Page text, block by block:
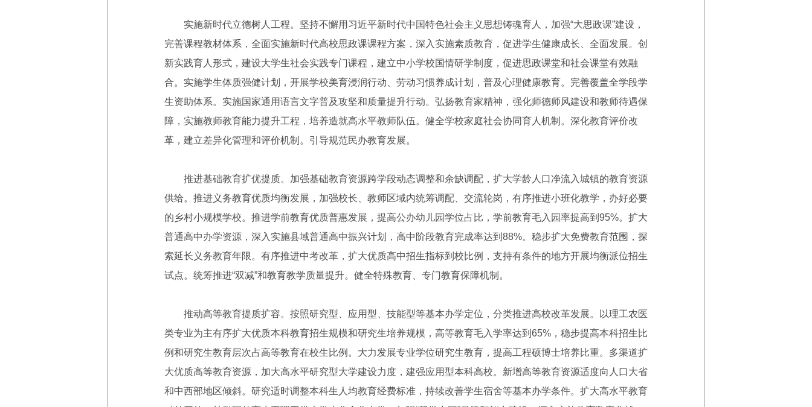
实施新时代立德树人工程。坚持不懈用习近平新时代中国特色社会主义思想铸魂育人，加强“大思政课”建设，
完善课程教材体系，全面实施新时代高校思政课课程方案，深入实施素质教育，促进学生健康成长、全面发展。创
新实践育人形式，建设大学生社会实践专门课程，建立中小学校国情研学制度，促进思政课堂和社会课堂有效融
合。实施学生体质强健计划，开展学校美育浸润行动、劳动习惯养成计划，普及心理健康教育。完善覆盖全学段学
生资助体系。实施国家通用语言文字普及攻坚和质量提升行动。弘扬教育家精神，强化师德师风建设和教师待遇保
障，实施教师教育能力提升工程，培养造就高水平教师队伍。健全学校家庭社会协同育人机制。深化教育评价改
革，建立差异化管理和评价机制。引导规范民办教育发展。
推进基础教育扩优提质。加强基础教育资源跨学段动态调整和余缺调配，扩大学龄人口净流入城镇的教育资源
供给。推进义务教育优质均衡发展，加强校长、教师区域内统筹调配、交流轮岗，有序推进小班化教学，办好必要
的乡村小规模学校。推进学前教育优质普惠发展，提高公办幼儿园学位占比，学前教育毛入园率提高到95%。扩大
普通高中办学资源，深入实施县域普通高中振兴计划，高中阶段教育完成率达到88%。稳步扩大免费教育范围，探
索延长义务教育年限。有序推进中考改革，扩大优质高中招生指标到校比例，支持有条件的地方开展均衡派位招生
试点。统筹推进“双减”和教育教学质量提升。健全特殊教育、专门教育保障机制。
推动高等教育提质扩容。按照研究型、应用型、技能型等基本办学定位，分类推进高校改革发展。以理工农医
类专业为主有序扩大优质本科教育招生规模和研究生培养规模，高等教育毛入学率达到65%，稳步提高本科招生比
例和研究生教育层次占高等教育在校生比例。大力发展专业学位研究生教育，提高工程硕博士培养比重。多渠道扩
大优质高等教育资源，加大高水平研究型大学建设力度，建强应用型本科高校。新增高等教育资源适度向人口大省
和中西部地区倾斜。研究适时调整本科生人均教育经费标准，持续改善学生宿舍等基本办学条件。扩大高水平教育